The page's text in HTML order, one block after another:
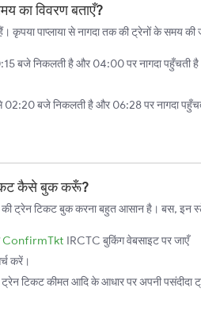
का विवरण बताएँ?
कृपया पाप्लाया से नागदा तक की ट्रेनों के समय की
बजे निकलती है और 04:00 पर नागदा पहुँचती
02:20 बजे निकलती है और 06:28 पर नागदा
कैसे बुक करूँ?
ट्रेन टिकट बुक करना बहुत आसान है। बस, इन
ConfirmTkt IRCTC बुकिंग वेबसाइट पर जाएँ
करें।
ट्रेन टिकट कीमत आदि के आधार पर अपनी पसंदीदा